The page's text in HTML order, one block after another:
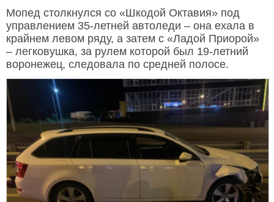
Мопед столкнулся со «Шкодой Октавия» под
управлением 35-летней автоледи – она ехала в
крайнем левом ряду, а затем с «Ладой Приорой»
– легковушка, за рулем которой был 19-летний
воронежец, следовала по средней полосе.